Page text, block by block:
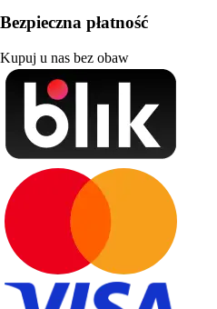
Bezpieczna płatność
Kupuj u nas bez obaw